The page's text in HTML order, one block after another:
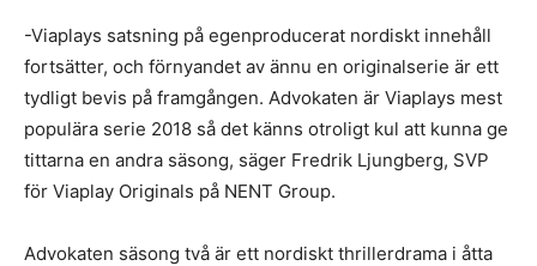
-Viaplays satsning på egenproducerat nordiskt innehåll
fortsätter, och förnyandet av ännu en originalserie är ett
tydligt bevis på framgången. Advokaten är Viaplays mest
populära serie 2018 så det känns otroligt kul att kunna ge
tittarna en andra säsong, säger Fredrik Ljungberg, SVP
för Viaplay Originals på NENT Group.
Advokaten säsong två är ett nordiskt thrillerdrama i åtta